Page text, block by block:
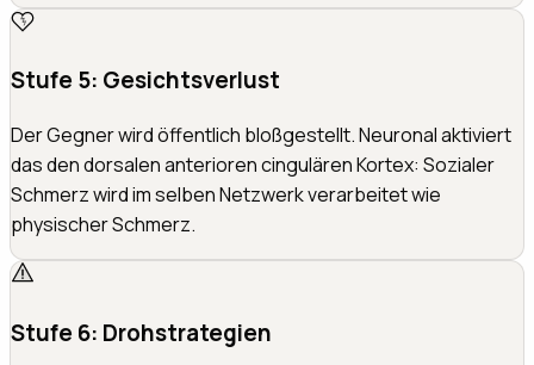
Stufe 5: Gesichtsverlust
Der Gegner wird öffentlich bloßgestellt. Neuronal aktiviert
das den dorsalen anterioren cingulären Kortex: Sozialer
Schmerz wird im selben Netzwerk verarbeitet wie
physischer Schmerz.
Stufe 6: Drohstrategien